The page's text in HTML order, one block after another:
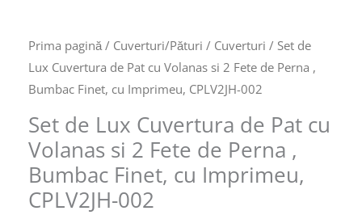
Prima pagină/ Cuverturi/Pături / Cuverturi / Set de
Lux Cuvertura de Pat cu Volanas si 2 Fete de Perna ,
Bumbac Finet, cu Imprimeu, CPLV2JH-002
Set de Lux Cuvertura de Pat cu
Volanas si 2 Fete de Perna ,
Bumbac Finet, cu Imprimeu,
CPLV2JH-002
259,00lei.
Cuvertura
de
Pat
Volanas
si
2
Fete